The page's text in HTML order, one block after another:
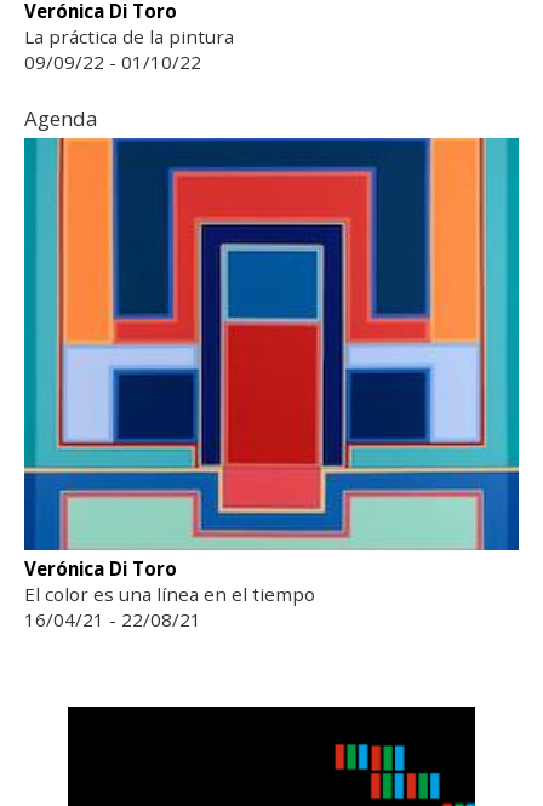
Verónica Di Toro
La práctica de la pintura
09/09/22 - 01/10/22
Agenda
Verónica Di Toro
El color es una línea en el tiempo
16/04/21 - 22/08/21